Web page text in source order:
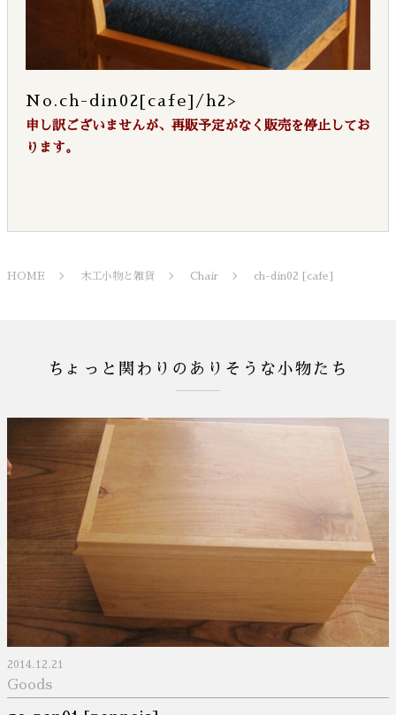
No.ch-din02[cafe]/h2>
申し訳ございませんが、再販予定がなく販売を停止してお
ります。
HOME 木工小物と雑貨 Chair ch-din02 [cafe]
ちょっと関わりのありそうな小物たち
2014.12.21
Goods